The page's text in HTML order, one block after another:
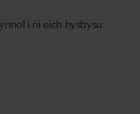
i ni eich hysbysu: